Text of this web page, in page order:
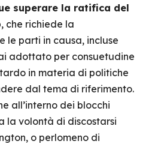
superare la ratifica del
, che richiede la
le parti in causa, incluse
adottato per consuetudine
in materia di politiche
dal tema di riferimento.
all’interno dei blocchi
la volontà di discostarsi
o perlomeno di